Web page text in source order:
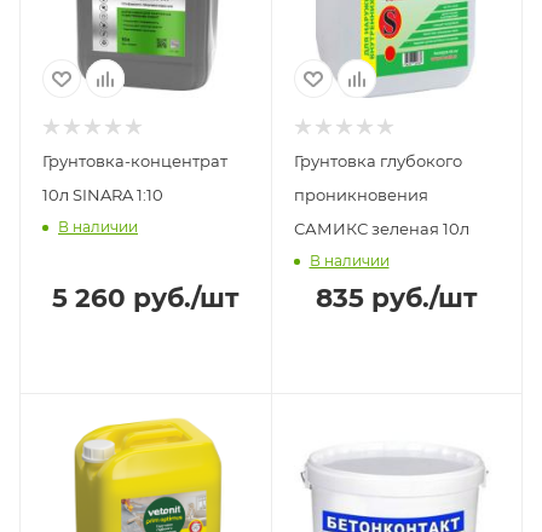
Грунтовка-концентрат
10л SINARA 1:10
В наличии
5 260 руб./шт
Грунтовка глубокого
проникновения
САМИКС зеленая 10л
В наличии
835руб./шт